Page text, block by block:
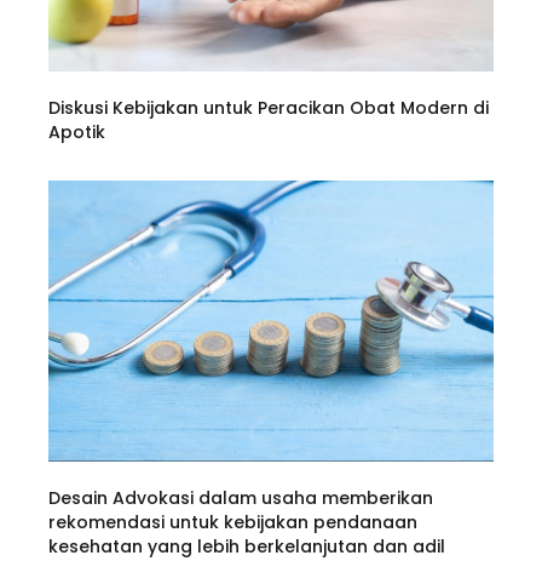
Diskusi Kebijakan untuk Peracikan Obat Modern di
Apotik
Desain Advokasi dalam usaha memberikan
rekomendasi untuk kebijakan pendanaan
kesehatan yang lebih berkelanjutan dan adil